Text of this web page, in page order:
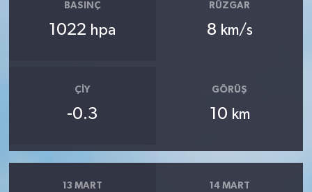
BASINÇ
1022 hpa
RÜZGAR
8 km/s
ÇIY
-0.3
GÖRÜŞ
10 km
13 MART 14 MART